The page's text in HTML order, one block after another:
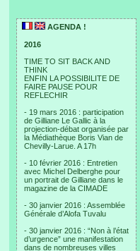
AGENDA !
2016
TIME TO SIT BACK AND
THINK
ENFIN LA POSSIBILITE DE
FAIRE PAUSE POUR
REFLECHIR
- 19 mars 2016 : participation
de Gilliane Le Gallic à la
projection-débat organisée par
la Médiathèque Boris Vian de
Chevilly-Larue. A 17h
- 10 février 2016 : Entretien
avec Michel Delberghe pour
un portrait de Gilliane dans le
magazine de la CIMADE
- 30 janvier 2016 : Assemblée
Générale d’Alofa Tuvalu
- 30 janvier 2016 : “Non à l’état
d’urgence” une manifestation
dans de nombreuses villes